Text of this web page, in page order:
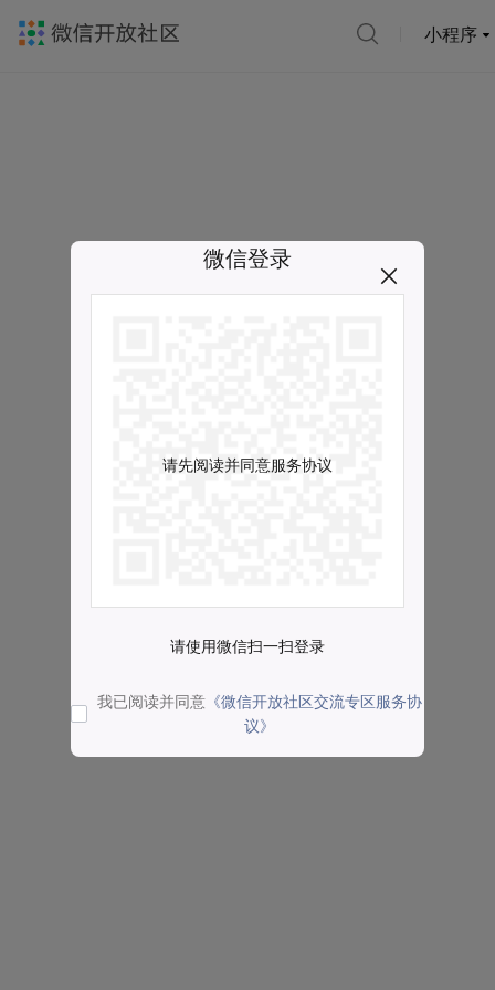
小程序
微信登录
请先阅读并同意服务协议
请使用微信扫一扫登录
我已阅读并同意 《微信开放社区交流专区服务协
议》